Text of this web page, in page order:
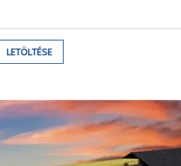
LETÖLTÉSE